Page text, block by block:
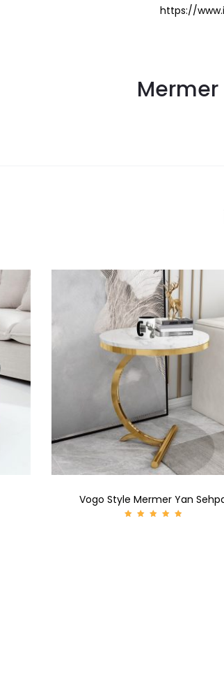
https://
Mermer
Vogo Style Mermer Yan